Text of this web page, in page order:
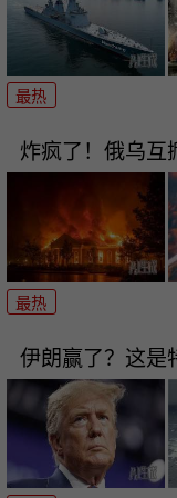
最热
炸疯了！俄乌互
最热
伊朗赢了？这是